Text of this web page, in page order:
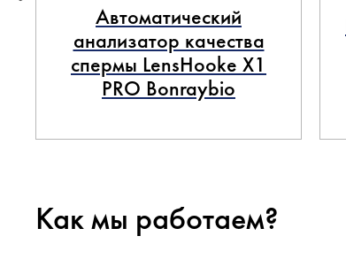
Автоматический
анализатор качества
спермы LensHooke X1
PRO Bonraybio
Как мы работаем?